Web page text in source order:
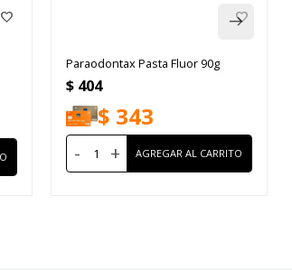
Paraodontax Pasta Fluor 90g
$ 404
$ 343
- +